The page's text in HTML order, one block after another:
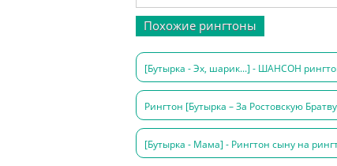
Похожие рингтоны
[Бутырка - Эх, шарик...] - ШАНСОН
Рингтон [Бутырка – За Ростовскую
[Бутырка - Мама] - Рингтон сыну на